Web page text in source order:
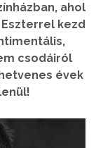
ahol
kezd
csodáiról
évek